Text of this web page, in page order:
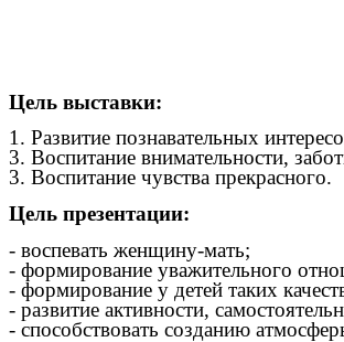
Цель выставки:
1. Развитие познавательных
3. Воспитание внимательности,
3. Воспитание чувства прекрасного.
Цель презентации:
- воспевать женщину-мать;
- формирование уважительного
- формирование у детей таких
- развитие активности,
- способствовать созданию